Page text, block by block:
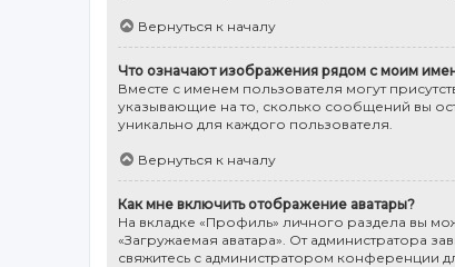
Вернуться к началу
Что означают изображения рядом с моим
Вместе с именем пользователя могут
указывающие на то, сколько сообщений вы
уникально для каждого пользователя.
Вернуться к началу
Как мне включить отображение аватары?
На вкладке «Профиль» личного раздела вы
«Загружаемая аватара». От администратора
свяжитесь с администратором конференции